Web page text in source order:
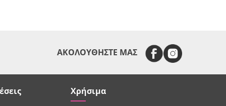
ΑΚΟΛΟΥΘΗΣΤΕ ΜΑΣ
Χρήσιμα